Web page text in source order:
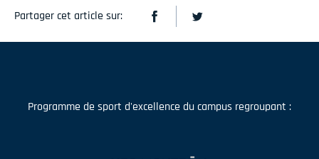
Partager cet article sur:
Programme de sport d'excellence du campus regroupant :